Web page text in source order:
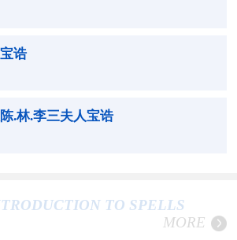
诰
.林.李三夫人宝诰
TO SPELLS
MORE